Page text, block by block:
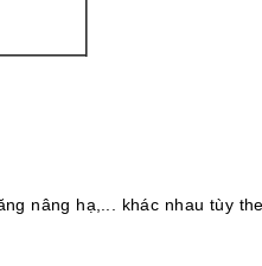
nâng hạ,... khác nhau tùy